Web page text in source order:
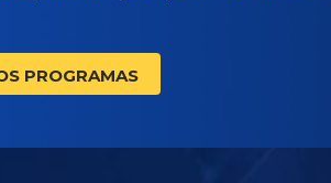
PROGRAMAS